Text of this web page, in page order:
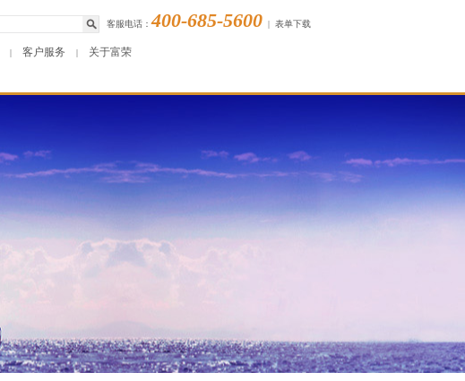
客服电话：400-685-5600 | 表单下载
| 客户服务 | 关于富荣